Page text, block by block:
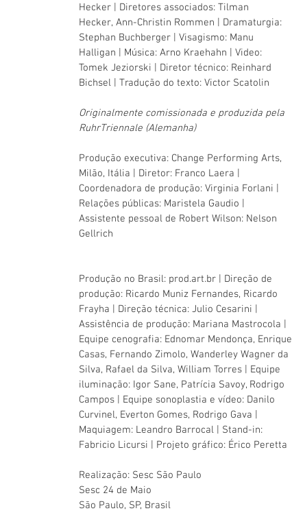
Hecker | Diretores associados: Tilman
Hecker, Ann-Christin Rommen | Dramaturgia:
Stephan Buchberger | Visagismo: Manu
Halligan | Música: Arno Kraehahn | Video:
Tomek Jeziorski | Diretor técnico: Reinhard
Bichsel | Tradução do texto: Victor Scatolin
Originalmente comissionada e produzida pela
RuhrTriennale (Alemanha)
Produção executiva: Change Performing Arts,
Milão, Itália | Diretor: Franco Laera |
Coordenadora de produção: Virginia Forlani |
Relações públicas: Maristela Gaudio |
Assistente pessoal de Robert Wilson: Nelson
Gellrich
Produção no Brasil: prod.art.br | Direção de
produção: Ricardo Muniz Fernandes, Ricardo
Frayha | Direção técnica: Julio Cesarini |
Assistência de produção: Mariana Mastrocola |
Equipe cenografia: Ednomar Mendonça, Enrique
Casas, Fernando Zimolo, Wanderley Wagner da
Silva, Rafael da Silva, William Torres | Equipe
iluminação: Igor Sane, Patrícia Savoy, Rodrigo
Campos | Equipe sonoplastia e vídeo: Danilo
Curvinel, Everton Gomes, Rodrigo Gava |
Maquiagem: Leandro Barrocal | Stand-in:
Fabricio Licursi | Projeto gráfico: Érico Peretta
Realização: Sesc São Paulo
Sesc 24 de Maio
São Paulo, SP, Brasil